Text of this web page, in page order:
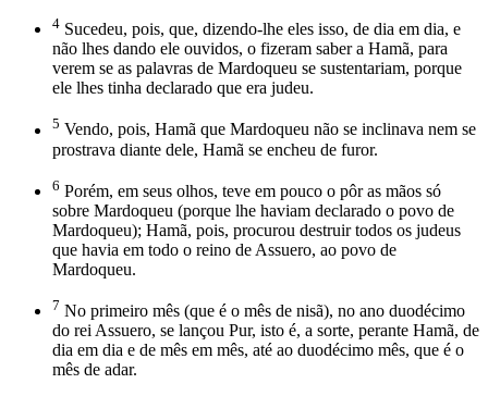
4 Sucedeu, pois, que, dizendo-lhe eles isso, de dia em dia, e
não lhes dando ele ouvidos, o fizeram saber a Hamã, para
verem se as palavras de Mardoqueu se sustentariam, porque
ele lhes tinha declarado que era judeu.
5 Vendo, pois, Hamã que Mardoqueu não se inclinava nem se
prostrava diante dele, Hamã se encheu de furor.
6 Porém, em seus olhos, teve em pouco o pôr as mãos só
sobre Mardoqueu (porque lhe haviam declarado o povo de
Mardoqueu); Hamã, pois, procurou destruir todos os judeus
que havia em todo o reino de Assuero, ao povo de
Mardoqueu.
7 No primeiro mês (que é o mês de nisã), no ano duodécimo
do rei Assuero, se lançou Pur, isto é, a sorte, perante Hamã, de
dia em dia e de mês em mês, até ao duodécimo mês, que é o
mês de adar.